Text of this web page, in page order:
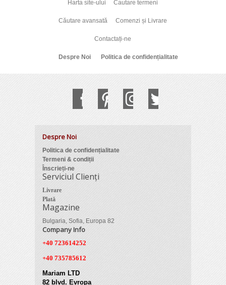
Harta site-ului Cautare termeni
Căutare avansată Comenzi și Livrare
Contactați-ne
Despre Noi Politica de confidențialitate
Despre Noi
Politica de confidențialitate
Termeni & condiții
Înscrieți-ne
Serviciul Clienți
Livrare
Plată
Magazine
Bulgaria, Sofia, Europa 82
Company Info
+40 723614252
+40 735785612
Mariam LTD
82 blvd. Evropa